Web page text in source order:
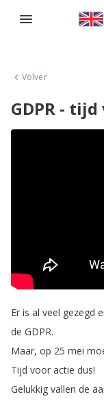
Volver
GDPR -
Er is al veel gezegd
de GDPR.
Maar, op 25 mei
Tijd voor actie dus!
Gelukkig vallen de